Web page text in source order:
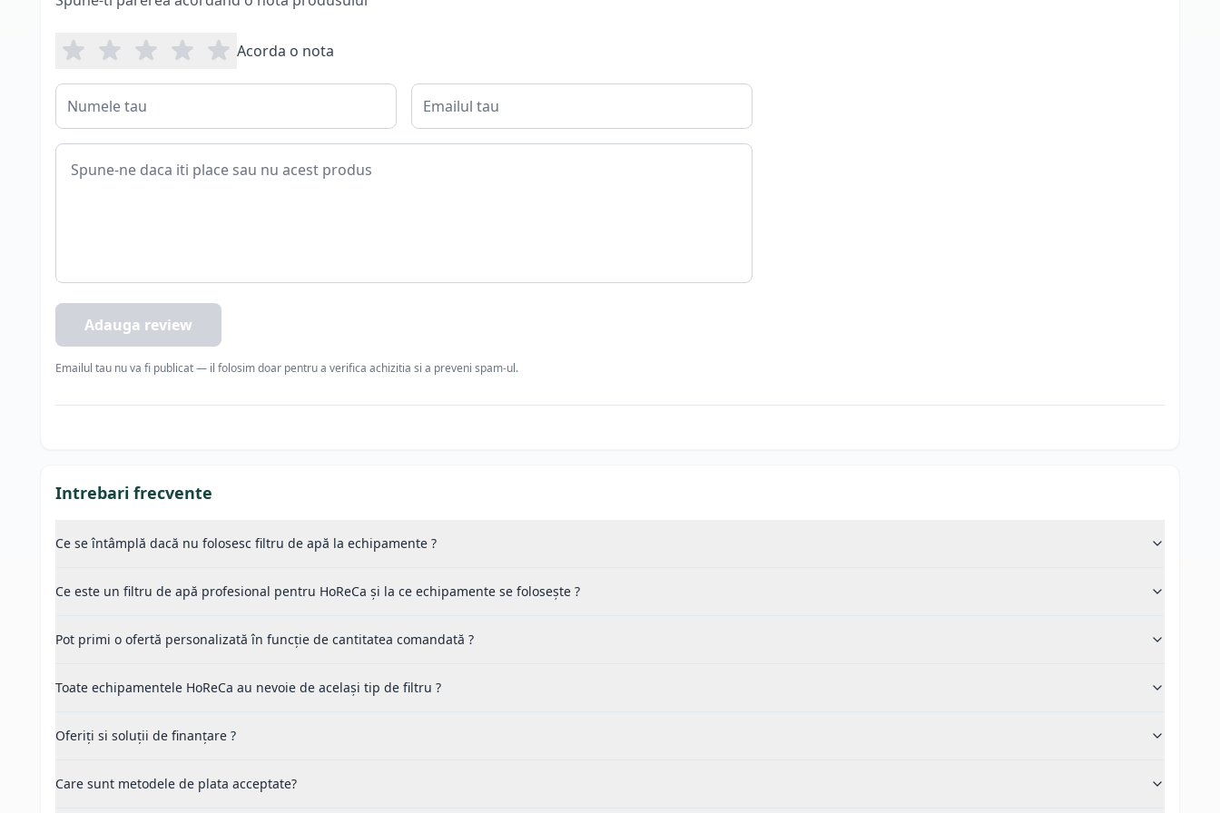
Acorda o nota
Adauga review
Emailul tau nu va fi publicat — il folosim doar pentru a verifica achizitia si a preveni spam-ul.
Intrebari frecvente
Ce se întâmplă dacă nu folosesc filtru de apă la echipamente ?
Ce este un filtru de apă profesional pentru HoReCa și la ce echipamente se folosește ?
Pot primi o ofertă personalizată în funcție de cantitatea comandată ?
Toate echipamentele HoReCa au nevoie de același tip de filtru ?
Oferiți si soluții de finanțare ?
Care sunt metodele de plata acceptate?